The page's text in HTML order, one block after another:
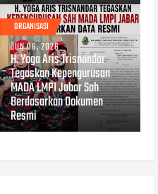
ORGANISASI
JUN 06, 2026
H. Yoga Aris Trisnandar
Tegaskan Kepengurusan
MADA LMPI Jabar Sah
Berdasarkan Dokumen
Resmi